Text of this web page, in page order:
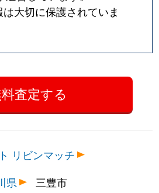
大切に保護されていま
リビンマッチ
県 三豊市